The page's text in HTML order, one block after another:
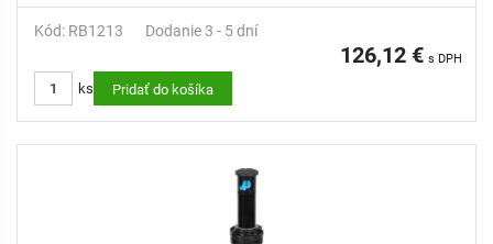
Kód: RB1213 Dodanie 3 - 5 dní
126,12 € s DPH
ks Pridať do košíka